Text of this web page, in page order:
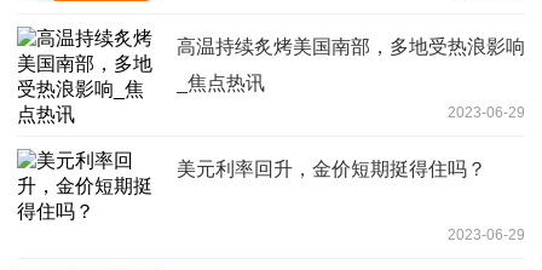
高温持续炙烤美国南部，多地受热浪影响
_焦点热讯
2023-06-29
美元利率回升，金价短期挺得住吗？
2023-06-29